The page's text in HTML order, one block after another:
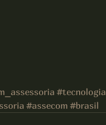
#tecnologia
#assecom #brasil